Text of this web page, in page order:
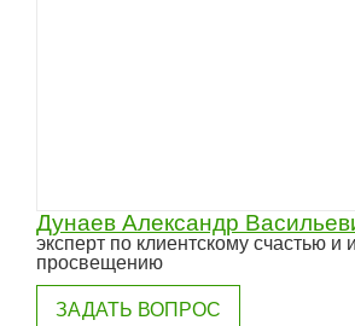
Дунаев Александр
эксперт по клиентскому счастью
просвещению
ЗАДАТЬ ВОПРОС